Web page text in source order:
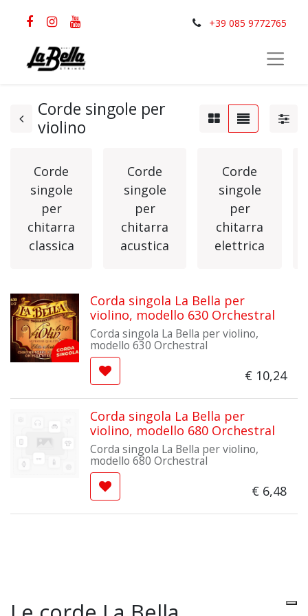
+39 085 9772765
Corde singole per
violino
Corde
singole
per
chitarra
classica
Corde
singole
per
chitarra
acustica
Corde
singole
per
chitarra
elettrica
Corda singola La Bella per
violino, modello 630 Orchestral
Corda singola La Bella per violino,
modello 630 Orchestral
€ 10,24
Corda singola La Bella per
violino, modello 680 Orchestral
Corda singola La Bella per violino,
modello 680 Orchestral
€ 6,48